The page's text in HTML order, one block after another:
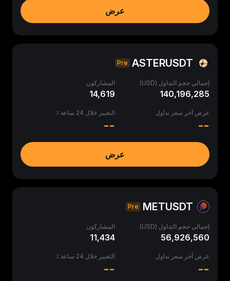
عرض
ASTERUSDT
Pre
إجمالي حجم التداول (USD)
140,196,285
المشاركون
14,619
عرض آخر سعر تداول
--
التغيير خلال 24 ساعة ٪
--
عرض
METUSDT
Pre
إجمالي حجم التداول (USD)
56,926,560
المشاركون
11,434
عرض آخر سعر تداول
--
التغيير خلال 24 ساعة ٪
--